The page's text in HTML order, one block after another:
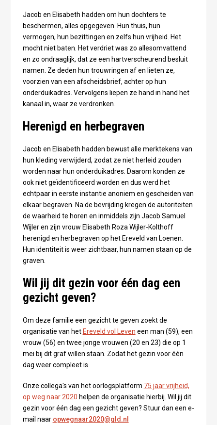
Jacob en Elisabeth hadden om hun dochters te
beschermen, alles opgegeven. Hun thuis, hun
vermogen, hun bezittingen en zelfs hun vrijheid. Het
mocht niet baten. Het verdriet was zo allesomvattend
en zo ondraaglijk, dat ze een hartverscheurend besluit
namen. Ze deden hun trouwringen af en lieten ze,
voorzien van een afscheidsbrief, achter op hun
onderduikadres. Vervolgens liepen ze hand in hand het
kanaal in, waar ze verdronken.
Herenigd en herbegraven
Jacob en Elisabeth hadden bewust alle merktekens van
hun kleding verwijderd, zodat ze niet herleid zouden
worden naar hun onderduikadres. Daarom konden ze
ook niet geïdentificeerd worden en dus werd het
echtpaar in eerste instantie anoniem en gescheiden van
elkaar begraven. Na de bevrijding kregen de autoriteiten
de waarheid te horen en inmiddels zijn Jacob Samuel
Wijler en zijn vrouw Elisabeth Roza Wijler-Kolthoff
herenigd en herbegraven op het Ereveld van Loenen.
Hun identiteit is weer zichtbaar, hun namen staan op de
graven.
Wil jij dit gezin voor één dag een
gezicht geven?
Om deze familie een gezicht te geven zoekt de
organisatie van het Ereveld vol Leven een man (59), een
vrouw (56) en twee jonge vrouwen (20 en 23) die op 1
mei bij dit graf willen staan. Zodat het gezin voor één
dag weer compleet is.
Onze collega's van het oorlogsplatform 75 jaar vrijheid,
op weg naar 2020 helpen de organisatie hierbij. Wil jij dit
gezin voor één dag een gezicht geven? Stuur dan een e-
mail naar opwegnaar2020@gld.nl